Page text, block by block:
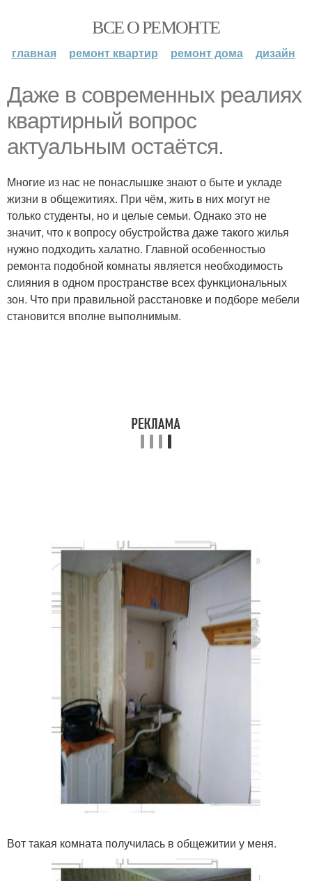
ВСЕ О РЕМОНТЕ
главная ремонт квартир ремонт дома дизайн
Даже в современных реалиях
квартирный вопрос
актуальным остаётся.
Многие из нас не понаслышке знают о быте и укладе
жизни в общежитиях. При чём, жить в них могут не
только студенты, но и целые семьи. Однако это не
значит, что к вопросу обустройства даже такого жилья
нужно подходить халатно. Главной особенностью
ремонта подобной комнаты является необходимость
слияния в одном пространстве всех функциональных
зон. Что при правильной расстановке и подборе мебели
становится вполне выполнимым.
Вот такая комната получилась в общежитии у меня.